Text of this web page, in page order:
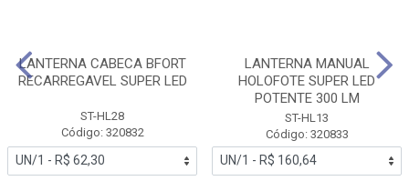
LANTERNA CABECA BFORT
RECARREGAVEL SUPER LED
ST-HL28
Código: 320832
LANTERNA MANUAL
HOLOFOTE SUPER LED
POTENTE 300 LM
ST-HL13
Código: 320833